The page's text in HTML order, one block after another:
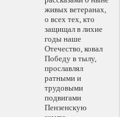
живых ветеранах,
о всех тех, кто
защищал в лихие
годы наше
Отечество, ковал
Победу в тылу,
прославлял
ратными и
трудовыми
подвигами
Пензенскую